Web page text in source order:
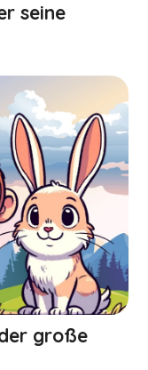
seine
große